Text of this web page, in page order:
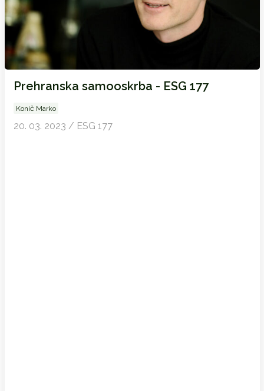
Prehranska samooskrba - ESG 177
Konič Marko
20. 03. 2023 / ESG 177